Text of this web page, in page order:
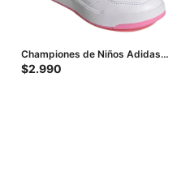
Championes de Niños Adidas
Tensaur Sport 3.0 Cf Velcros -
$2.990